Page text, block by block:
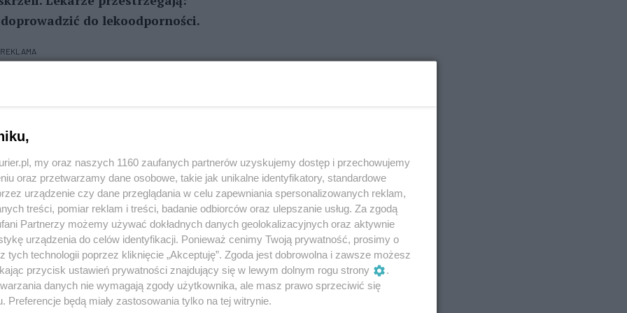
do lekoodporności.
REKLAMA
trzeba pójść do lekarza i stosować się później do
trzeba wziąć zwolnienie i położyć do łóżka.
samym czas naszemu organizmowi na powrót do
mikrobiologii lekarskiej, przewodnicząca
ból gardła, gorączka... to jeszcze za wcześnie, by
sobie pomóc stosując naturalne metody
ostateczności, biorąc leki ograniczające objawy
stosowania antybiotyków lekarze mówią coraz
18 listopada bowiem obchodzimy Europejski
my oraz naszych 1160 zaufanych partnerów uzyskujemy dostęp i przechowujemy
oraz przetwarzamy dane osobowe, takie jak unikalne identyfikatory, standardowe
urządzenie czy dane przeglądania w celu zapewniania spersonalizowanych reklam,
treści, pomiar reklam i treści, badanie odbiorców oraz ulepszanie usług. Za zgodą
Partnerzy możemy używać dokładnych danych geolokalizacyjnych oraz aktywnie
urządzenia do celów identyfikacji. Ponieważ cenimy Twoją prywatność, prosimy o
tych technologii poprzez kliknięcie „Akceptuję”. Zgoda jest dobrowolna i zawsze możesz
przycisk ustawień prywatności znajdujący się w lewym dolnym rogu strony
danych nie wymagają zgody użytkownika, ale masz prawo sprzeciwić się
Preferencje będą miały zastosowania tylko na tej witrynie.